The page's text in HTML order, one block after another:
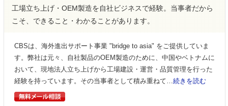
工場立ち上げ・OEM製造を自社ビジネスで経験。当事者だから
こそ、できること・わかることがあります。
CBSは、海外進出サポート事業 "bridge to asia" をご提供していま
す。弊社は元々、自社製品のOEM製造のために、中国やベトナムに
おいて、現地法人立ち上げから工場建設・運営・品質管理を行った
経験を持っています。その当事者として積み重ねて… 続きを読む